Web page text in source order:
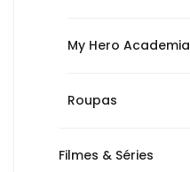
My Hero Academia
Roupas
Filmes & Séries